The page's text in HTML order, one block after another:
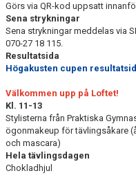
Görs via QR-kod uppsatt
Sena strykningar
Sena strykningar meddelas via
070-27 18 115.
Resultatsida
Högakusten cupen
Välkommen upp på Loftet!
Kl. 11-13
Stylisterna från Praktiska
ögonmakeup för tävlingsåkare
och mascara)
Hela tävlingsdagen
Chokladhjul